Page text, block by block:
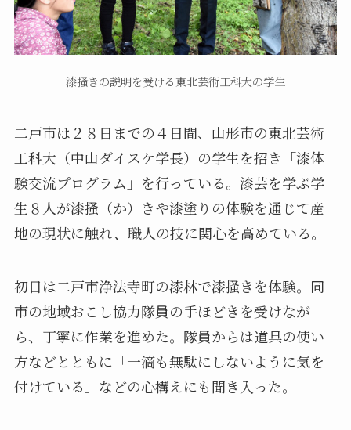
漆掻きの説明を受ける東北芸術工科大の学生
二戸市は２８日までの４日間、山形市の東北芸術
工科大（中山ダイスケ学長）の学生を招き「漆体
験交流プログラム」を行っている。漆芸を学ぶ学
生８人が漆掻（か）きや漆塗りの体験を通じて産
地の現状に触れ、職人の技に関心を高めている。
初日は二戸市浄法寺町の漆林で漆掻きを体験。同
市の地域おこし協力隊員の手ほどきを受けなが
ら、丁寧に作業を進めた。隊員からは道具の使い
方などとともに「一滴も無駄にしないように気を
付けている」などの心構えにも聞き入った。